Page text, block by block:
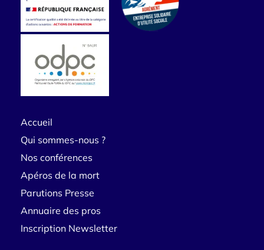
Accueil
Qui sommes-nous ?
Nos conférences
Apéros de la mort
Parutions Presse
Annuaire des pros
Inscription Newsletter